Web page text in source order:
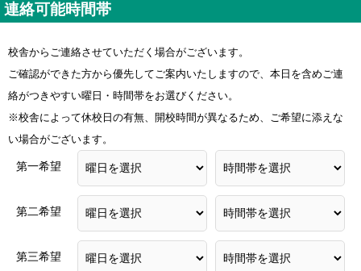
連絡可能時間帯
校舎からご連絡させていただく場合がございます。
ご確認ができた方から優先してご案内いたしますので、本日を含めご連
絡がつきやすい曜日・時間帯をお選びください。
※校舎によって休校日の有無、開校時間が異なるため、ご希望に添えな
い場合がございます。
第一希望
第二希望
第三希望